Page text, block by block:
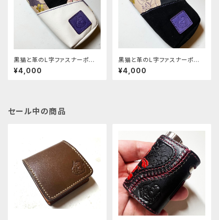
黒猫と革のL字ファスナーポー
チ(紫x白) [260-pt]
¥4,000
黒猫と革のL字ファスナーポー
チ(紫x黒スエード) [259-pt]
¥4,000
セール中の商品